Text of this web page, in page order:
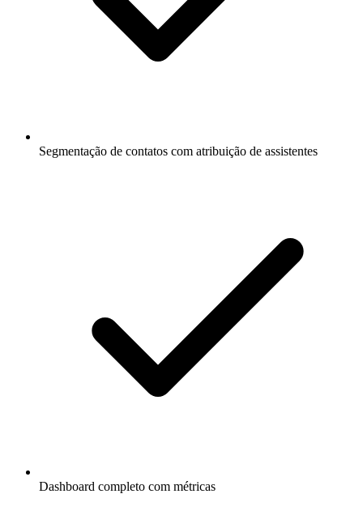
Segmentação de contatos com atribuição de assistentes
Dashboard completo com métricas